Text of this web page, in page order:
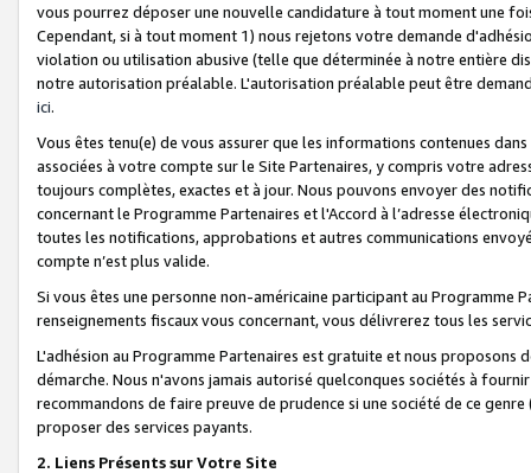
vous pourrez déposer une nouvelle candidature à tout moment une
Cependant, si à tout moment 1) nous rejetons votre demande
violation ou utilisation abusive (telle que déterminée à notre entière
notre autorisation préalable. L'autorisation préalable peut être
ici.
Vous êtes tenu(e) de vous assurer que les informations contenues
associées à votre compte sur le Site Partenaires, y compris votre
toujours complètes, exactes et à jour. Nous pouvons envoyer des
concernant le Programme Partenaires et l'Accord à l’adresse
toutes les notifications, approbations et autres communications
compte n’est plus valide.
Si vous êtes une personne non-américaine participant au
renseignements fiscaux vous concernant, vous délivrerez tous les
L'adhésion au Programme Partenaires est gratuite et nous proposons
démarche. Nous n'avons jamais autorisé quelconques sociétés à
recommandons de faire preuve de prudence si une société de ce
proposer des services payants.
2. Liens Présents sur Votre Site